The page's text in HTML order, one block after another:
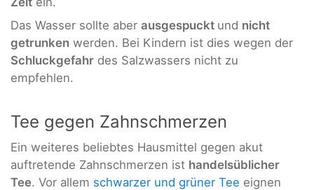
Das Wasser sollte aber ausgespuckt und nicht
getrunken werden. Bei Kindern ist dies wegen der
Schluckgefahr des Salzwassers nicht zu
empfehlen.
Tee gegen Zahnschmerzen
Ein weiteres beliebtes Hausmittel gegen akut
auftretende Zahnschmerzen ist handelsüblicher
Tee. Vor allem schwarzer und grüner Tee eignen